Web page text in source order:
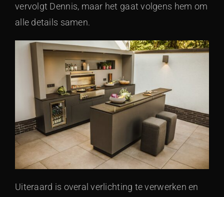
vervolgt Dennis, maar het gaat volgens hem om
alle details samen.
Uiteraard is overal verlichting te verwerken en